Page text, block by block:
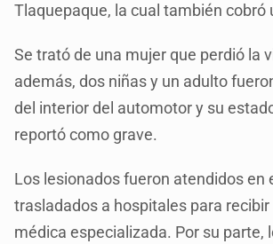
Tlaquepaque, la cual también cobró
Se trató de una mujer que perdió la
además, dos niñas y un adulto
del interior del automotor y su
reportó como grave.
Los lesionados fueron atendidos en
trasladados a hospitales para
médica especializada. Por su parte,